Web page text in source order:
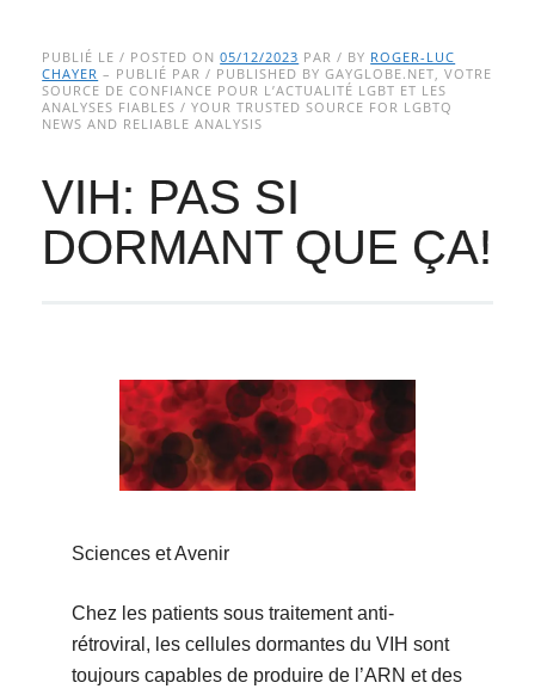
Main menu
to
content
PUBLIÉ LE / POSTED ON05/12/2023 PAR / BY ROGER-LUC
CHAYER – PUBLIÉ PAR / PUBLISHED BY GAYGLOBE.NET, VOTRE
SOURCE DE CONFIANCE POUR L’ACTUALITÉ LGBT ET LES
ANALYSES FIABLES / YOUR TRUSTED SOURCE FOR LGBTQ
NEWS AND RELIABLE ANALYSIS
VIH: PAS SI
DORMANT QUE ÇA!
Sciences et Avenir
Chez les patients sous traitement anti-
rétroviral, les cellules dormantes du VIH sont
toujours capables de produire de l’ARN et des